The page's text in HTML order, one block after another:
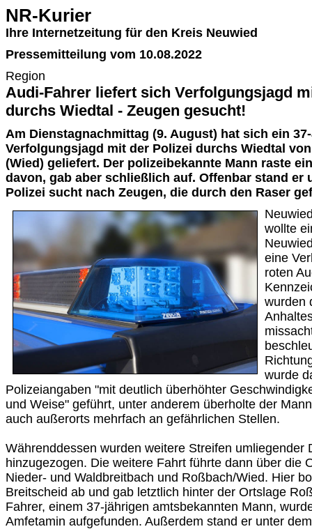
NR-Kurier
Ihre Internetzeitung für den Kreis Neuwied
Pressemitteilung vom 10.08.2022
Region
Audi-Fahrer liefert sich Verfolgungsjagd
durchs Wiedtal - Zeugen gesucht!
Am Dienstagnachmittag (9. August) hat sich ein
Verfolgungsjagd mit der Polizei durchs Wiedtal
(Wied) geliefert. Der polizeibekannte Mann raste
davon, gab aber schließlich auf. Offenbar stand er
Polizei sucht nach Zeugen, die durch den Raser
wollte
eine
roten
wurden
wurde
Polizeiangaben "mit deutlich überhöhter
und Weise" geführt, unter anderem überholte der
auch außerorts mehrfach an gefährlichen Stellen.
Währenddessen wurden weitere Streifen umliegender
hinzugezogen. Die weitere Fahrt führte dann über die
Nieder- und Waldbreitbach und Roßbach/Wied. Hier
Breitscheid ab und gab letztlich hinter der Ortslage
Fahrer, einem 37-jährigen amtsbekannten Mann,
Amfetamin aufgefunden. Außerdem stand er unter